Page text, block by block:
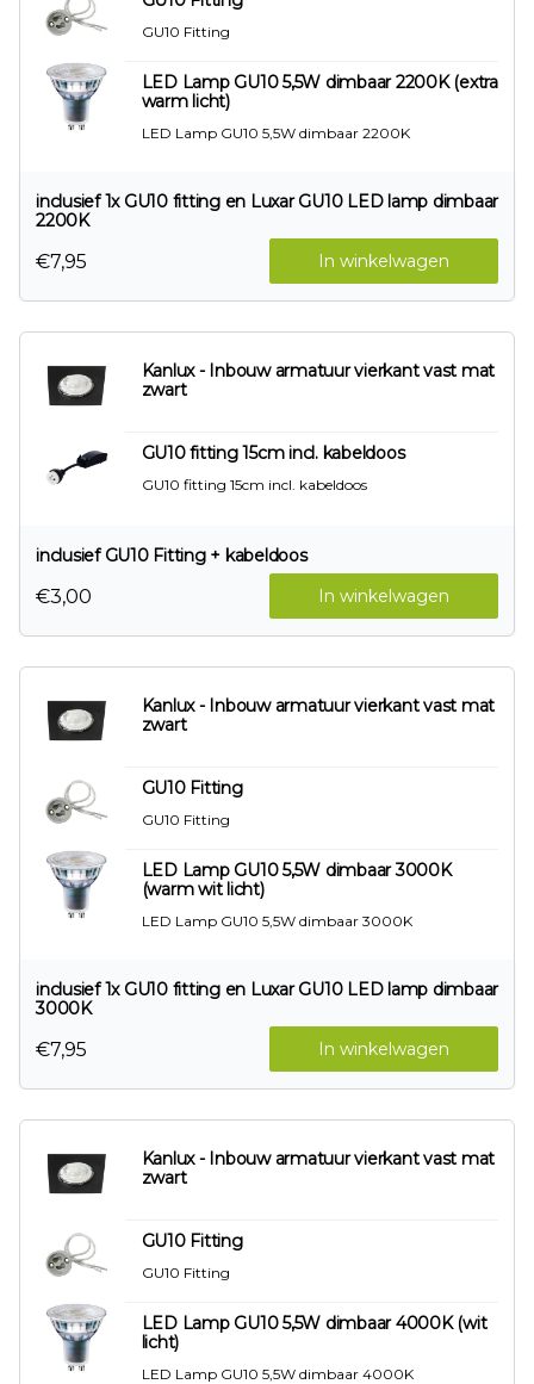
GU10 Fitting
LED Lamp GU10 5,5W dimbaar 2200K (extra
warm licht)
LED Lamp GU10 5,5W dimbaar 2200K
inclusief 1x GU10 fitting en Luxar GU10 LED lamp dimbaar
2200K
In winkelwagen
€7,95
Kanlux - Inbouw armatuur vierkant vast mat
zwart
GU10 fitting 15cm incl. kabeldoos
GU10 fitting 15cm incl. kabeldoos
inclusief GU10 Fitting + kabeldoos
In winkelwagen
€3,00
Kanlux - Inbouw armatuur vierkant vast mat
zwart
GU10 Fitting
GU10 Fitting
LED Lamp GU10 5,5W dimbaar 3000K
(warm wit licht)
LED Lamp GU10 5,5W dimbaar 3000K
inclusief 1x GU10 fitting en Luxar GU10 LED lamp dimbaar
3000K
In winkelwagen
€7,95
Kanlux - Inbouw armatuur vierkant vast mat
zwart
GU10 Fitting
GU10 Fitting
LED Lamp GU10 5,5W dimbaar 4000K (wit
licht)
LED Lamp GU10 5,5W dimbaar 4000K